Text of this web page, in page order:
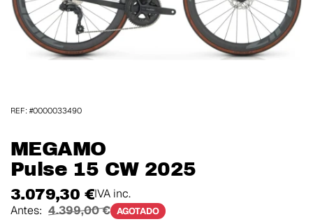
MEGAMO
Pulse 15 CW 2025
3.079,30 €IVA inc.
Antes: 4.399,00 € AGOTADO
REF: #0000033490